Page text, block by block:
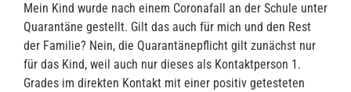
Mein Kind wurde nach einem Coronafall an der Schule unter
Quarantäne gestellt. Gilt das auch für mich und den Rest
der Familie? Nein, die Quarantänepflicht gilt zunächst nur
für das Kind, weil auch nur dieses als Kontaktperson 1.
Grades im direkten Kontakt mit einer positiv getesteten